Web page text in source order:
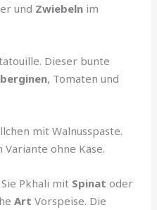
und Zwiebeln im
Dieser bunte
, Tomaten und
mit Walnusspaste.
Variante ohne Käse.
Pkhali mit Spinat oder
Art Vorspeise. Die